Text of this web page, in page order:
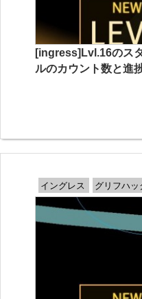
[ingress]Lvl.16のス
ルのカウント数と進
イングレス グリフハッ